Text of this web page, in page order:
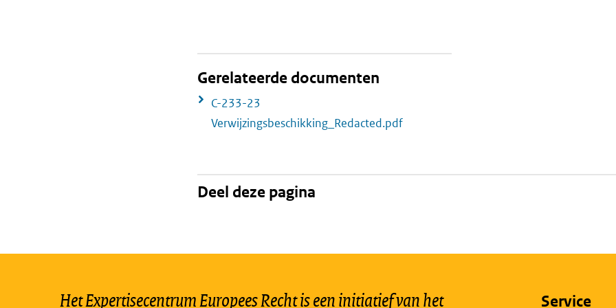
Gerelateerde documenten
C-233-23
Verwijzingsbeschikking_Redacted.pdf
Deel deze pagina
Het Expertisecentrum Europees Recht is een initiatief van het Service